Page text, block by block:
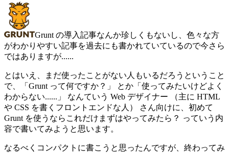
Grunt の導入記事なんか珍しくもないし、色々な方
がわかりやすい記事を過去にも書かれていているので今さら
ではありますが......
とはいえ、まだ使ったことがない人もいるだろうということ
で、「Grunt って何ですか？」 とか「使ってみたいけどよく
わからない......」 なんていう Web デザイナー （主に HTML
や CSS を書くフロントエンドな人） さん向けに、初めて
Grunt を使うならこれだけまずはやってみたら？ っていう内
容で書いてみようと思います。
なるべくコンパクトに書こうと思ったんですが、終わってみ